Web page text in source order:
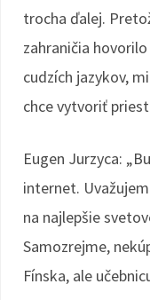
trocha ďalej.
zahraničia
cudzích jazykov,
chce vytvoriť
Eugen Jurzyca:
internet.
na najlepšie
Samozrejme,
Fínska, ale